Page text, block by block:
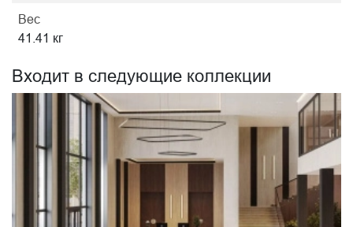
Вес
41.41 кг
Входит в следующие коллекции